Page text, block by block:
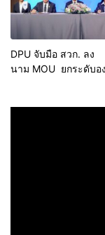
DPU จับมือ สวก. ลง
นาม MOU ยกระดับอ